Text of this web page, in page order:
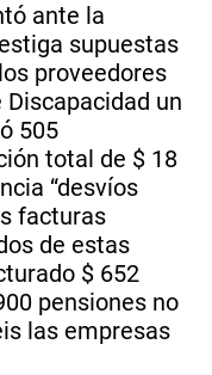
ante la
supuestas
proveedores
un
505
total de $ 18
“desvíos
facturas
de estas
$ 652
pensiones no
las empresas